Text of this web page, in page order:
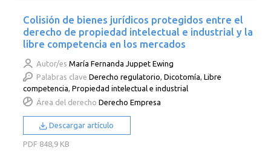
Colisión de bienes jurídicos protegidos entre el
derecho de propiedad intelectual e industrial y la
libre competencia en los mercados
Autor/es María Fernanda Juppet Ewing
Palabras clave Derecho regulatorio,Dicotomía,Libre
competencia,Propiedad intelectual e industrial
Área del derecho Derecho Empresa
Descargar artículo
PDF 848,9 KB